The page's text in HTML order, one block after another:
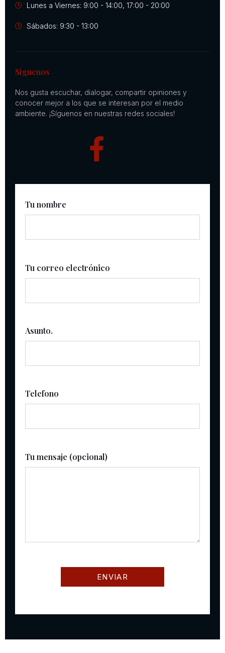
Lunes a Viernes: 9:00 - 14:00, 17:00 - 20:00
Sábados: 9:30 - 13:00
Síguenos
Nos gusta escuchar, dialogar, compartir opiniones y
conocer mejor a los que se interesan por el medio
ambiente. ¡Síguenos en nuestras redes sociales!
Tu nombre
Tu correo electrónico
Asunto.
Telefono
Tu mensaje (opcional)